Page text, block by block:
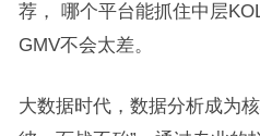
荐， 哪个平台能抓住中层
GMV不会太差。
大数据时代，数据分析成为